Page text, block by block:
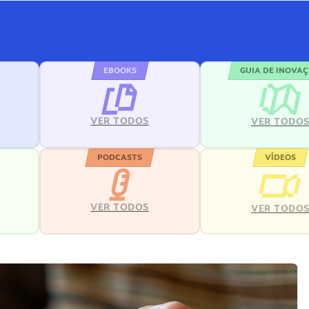
EBOOKS
VER TODOS
GUIA DE
VER TODOS
PODCASTS
VER TODOS
VÍDEOS
VER TODOS